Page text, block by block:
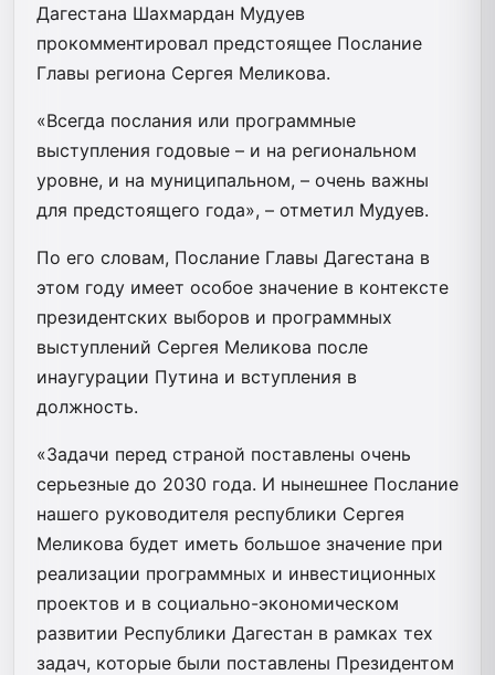
Дагестана Шахмардан Мудуев
прокомментировал предстоящее Послание
Главы региона Сергея Меликова.
«Всегда послания или программные
выступления годовые – и на региональном
уровне, и на муниципальном, – очень важны
для предстоящего года», – отметил Мудуев.
По его словам, Послание Главы Дагестана в
этом году имеет особое значение в контексте
президентских выборов и программных
выступлений Сергея Меликова после
инаугурации Путина и вступления в
должность.
«Задачи перед страной поставлены очень
серьезные до 2030 года. И нынешнее Послание
нашего руководителя республики Сергея
Меликова будет иметь большое значение при
реализации программных и инвестиционных
проектов и в социально-экономическом
развитии Республики Дагестан в рамках тех
задач, которые были поставлены Президентом